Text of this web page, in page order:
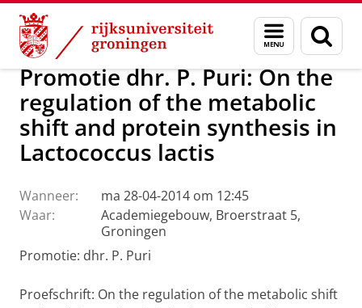
Skip
Content
Skip
Navigation
Menu
en
zoeken
Over ons Actueel Nieuws
Promotie dhr. P. Puri: On the
regulation of the metabolic
shift and protein synthesis in
Lactococcus lactis
Wanneer:
ma 28-04-2014 om 12:45
Waar:
Academiegebouw, Broerstraat 5,
Groningen
Promotie: dhr. P. Puri
Proefschrift: On the regulation of the metabolic shift